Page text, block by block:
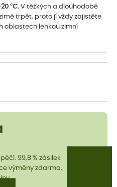
°C. V těžkých a dlouhodobě
trpět, proto jí vždy zajistěte
oblastech lehkou zimní
99,8 % zásilek
výměny zdarma,